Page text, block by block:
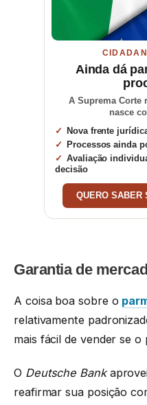
Ainda dá
A Suprema Corte
nasce
Nova frente
Processos ainda
Avaliação
decisão
QUERO SABER
Garantia de
A coisa boa sobre o
relativamente
mais fácil de vender se
O Deutsche Bank
reafirmar sua posição